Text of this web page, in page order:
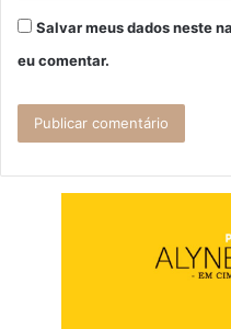
Salvar meus dados neste
eu comentar.